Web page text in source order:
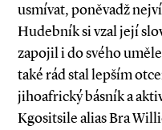
usmívat, poněvadž
Hudebník si vzal její
zapojil i do svého
také rád stal lepším
jihoafrický básník a
Kgositsile alias Bra